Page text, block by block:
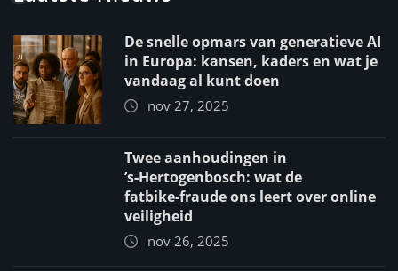
De snelle opmars van generatieve AI
in Europa: kansen, kaders en wat je
vandaag al kunt doen
nov 27, 2025
Twee aanhoudingen in
’s‑Hertogenbosch: wat de
fatbike‑fraude ons leert over online
veiligheid
nov 26, 2025